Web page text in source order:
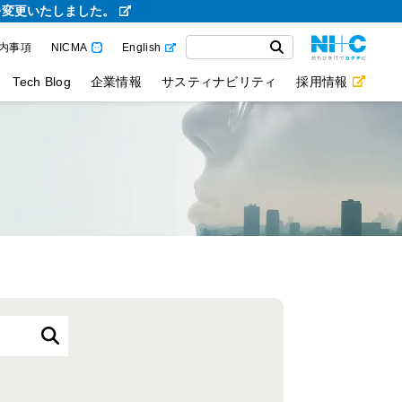
更いたしました。
事項 NICMA English
Tech Blog 企業情報 サスティナビリティ 採用情報